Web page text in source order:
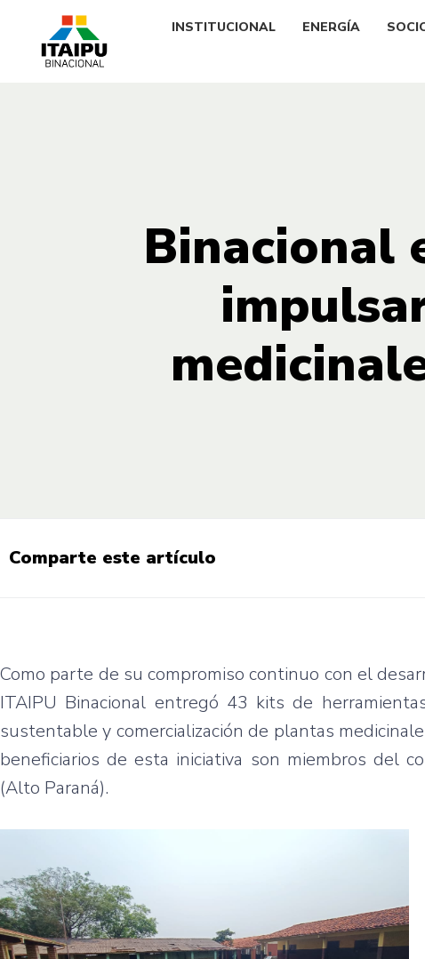
INSTITUCIONAL ENERGÍA
Binacional
Comparte este artículo
Como parte de su compromiso continuo con el
ITAIPU Binacional entregó 43 kits de
sustentable y comercialización de plantas
beneficiarios de esta iniciativa son miembros del
(Alto Paraná).